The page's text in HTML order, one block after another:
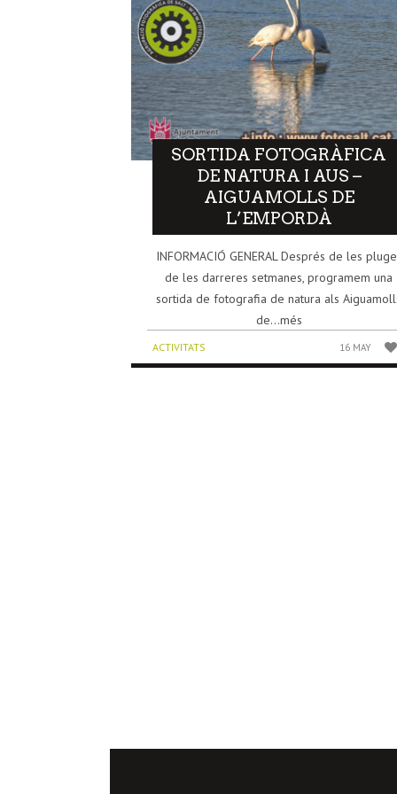
SORTIDA FOTOGRÀFICA
DE NATURA I AUS –
AIGUAMOLLS DE
L’EMPORDÀ
INFORMACIÓ GENERAL Després de les
de les darreres setmanes, programem una
sortida de fotografia de natura als
de...més
ACTIVITATS 16 MAY